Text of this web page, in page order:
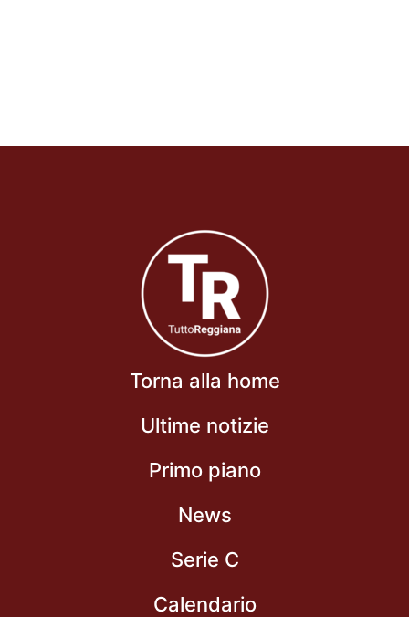
Torna alla home
Ultime notizie
Primo piano
News
Serie C
Calendario